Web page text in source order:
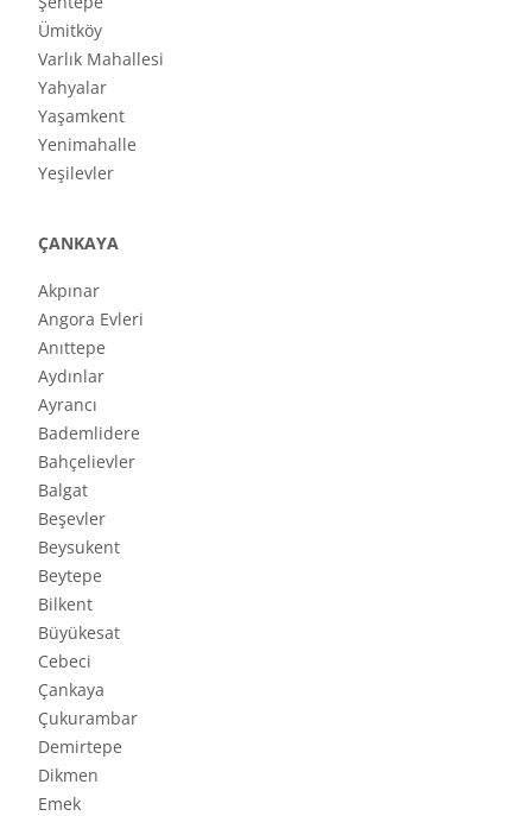
Ümitköy
Varlık Mahallesi
Yahyalar
Yaşamkent
Yenimahalle
Yeşilevler
ÇANKAYA
Akpınar
Angora Evleri
Anıttepe
Aydınlar
Ayrancı
Bademlidere
Bahçelievler
Balgat
Beşevler
Beysukent
Beytepe
Bilkent
Büyükesat
Cebeci
Çankaya
Çukurambar
Demirtepe
Dikmen
Emek